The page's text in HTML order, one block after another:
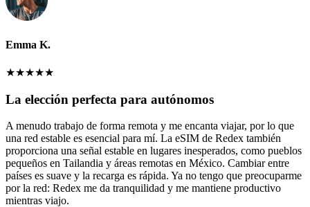
Emma K.
★★★★★
La elección perfecta para autónomos
A menudo trabajo de forma remota y me encanta viajar, por lo que
una red estable es esencial para mí. La eSIM de Redex también
proporciona una señal estable en lugares inesperados, como pueblos
pequeños en Tailandia y áreas remotas en México. Cambiar entre
países es suave y la recarga es rápida. Ya no tengo que preocuparme
por la red: Redex me da tranquilidad y me mantiene productivo
mientras viajo.